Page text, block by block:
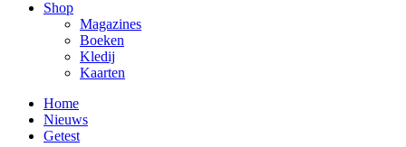
Shop
Magazines
Boeken
Kledij
Kaarten
Home
Nieuws
Getest